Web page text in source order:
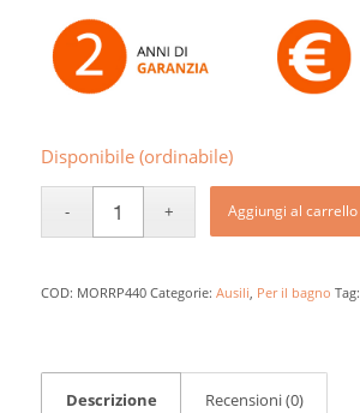
Disponibile (ordinabile)
Aggiungi al carrello
COD: MORRP440 Categorie: Ausili, Per il bagno Tag:
Descrizione Recensioni (0)